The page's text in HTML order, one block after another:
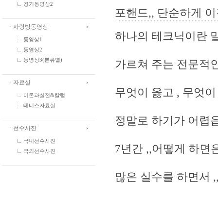
경기동영상2
ㆍ사랑방동영상
동영상1
동영상2
동영상3(분류별)
ㆍ자료실
이론과실전&칼럼
테니스자료실
ㆍ선수사진
국내선수사진
국외선수사진
포핸드,, 단순하게
하나의 테크닉이란
가르쳐 주는 전문적
무엇이 옳고 , 무엇
정말로 하기가 어렵
7년간 ,,어떻게 하면
많은 실수를 하면서